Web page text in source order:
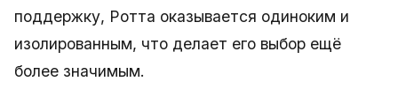
поддержку, Ротта оказывается одиноким и
изолированным, что делает его выбор ещё
более значимым.